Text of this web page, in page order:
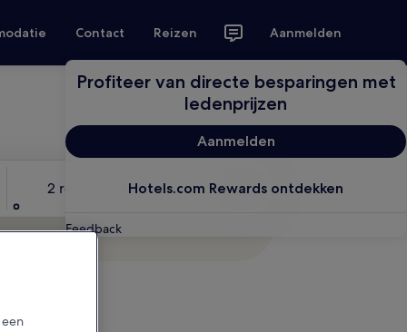
Contact Reizen Aanmelden
Profiteer van directe besparingen met
ledenprijzen
Aanmelden
Hotels.com Rewards ontdekken
Feedback
2 reizigers, 1 kamer Zoeken